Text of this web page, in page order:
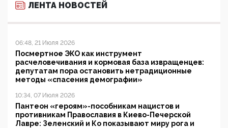
ЛЕНТА НОВОСТЕЙ
06:48, 21 Июля 2026
Посмертное ЭКО как инструмент
расчеловечивания и кормовая база извращенцев:
депутатам пора остановить нетрадиционные
методы «спасения демографии»
10:34, 07 Июля 2026
Пантеон «героям»-пособникам нацистов и
противникам Православия в Киево-Печерской
Лавре: Зеленский и Ко показывают миру рога и